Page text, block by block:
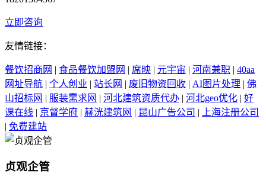
立即咨询
友情链接：
餐饮招商网 | 食品餐饮加盟网 | 席映 | 元宇宙 | 河南兼职 | 40aa
网址导航 | 个人创业 | 站长网 | 废旧物资回收 | AI图片处理 | 佛
山招标网 | 服装需求网 | 河北建筑资质代办 | 河北geo优化 | 好
课在线 | 京督学府 | 赫洸建筑网 | 昆山广告公司 |
上海注册公司
| 免费建站
贞观企管